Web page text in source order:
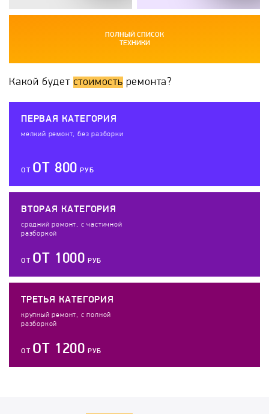
ПОЛНЫЙ СПИСОК
ТЕХНИКИ
Какой будет стоимость ремонта?
ПЕРВАЯ КАТЕГОРИЯ
мелкий ремонт, без разборки
ОТ ОТ 800 РУБ
ВТОРАЯ КАТЕГОРИЯ
средний ремонт, с частичной
разборкой
ОТ ОТ 1000 РУБ
ТРЕТЬЯ КАТЕГОРИЯ
крупный ремонт, с полной
разборкой
ОТ ОТ 1200 РУБ